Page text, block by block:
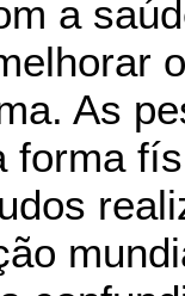
a
As
forma